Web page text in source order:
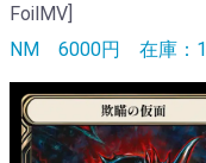
FoilMV]
NM 6000円 在庫：1